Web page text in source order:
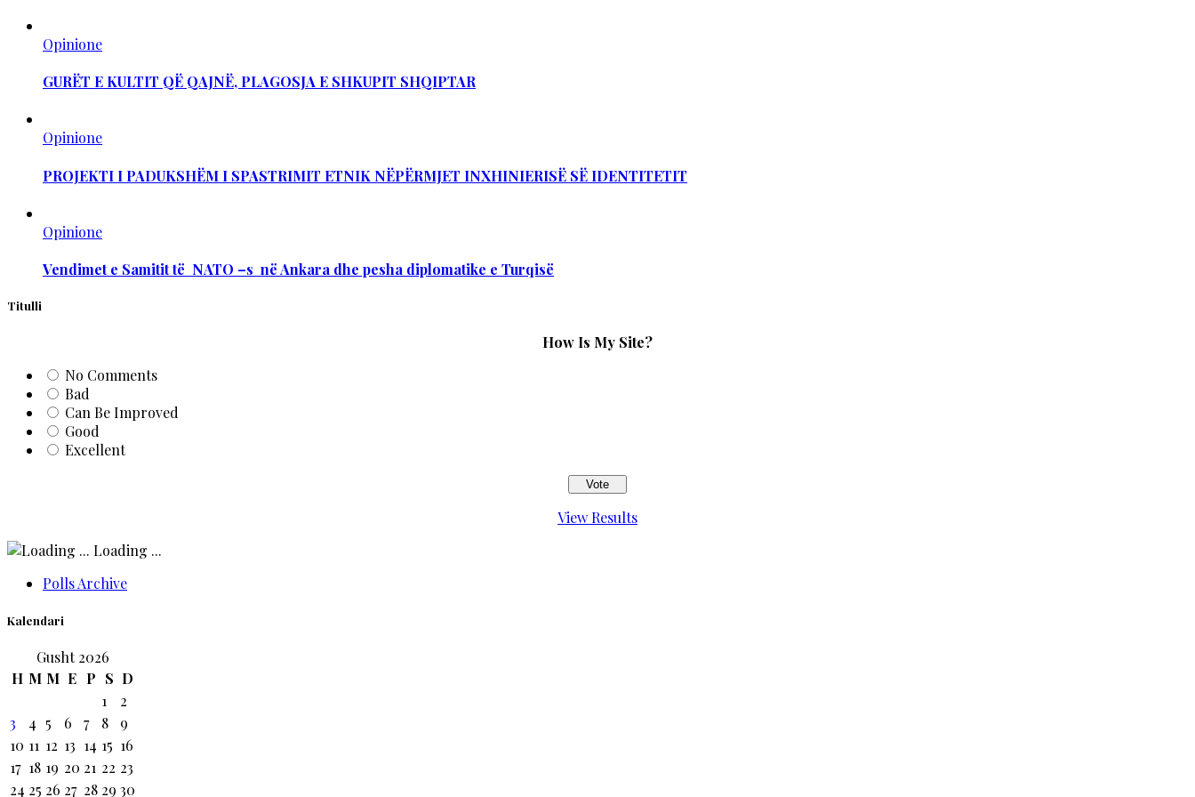
Opinione
GURËT E KULTIT QË QAJNË, PLAGOSJA E SHKUPIT SHQIPTAR
Opinione
PROJEKTI I PADUKSHËM I SPASTRIMIT ETNIK NËPËRMJET INXHINIERISË SË IDENTITETIT
Opinione
Vendimet e Samitit të NATO –s në Ankara dhe pesha diplomatike e Turqisë
Titulli
How Is My Site?
No Comments
Bad
Can Be Improved
Good
Excellent
View Results
Loading ...
Polls Archive
Kalendari
Gusht 2026
H M M E P S D
1
2
3
4 5 6 7 8
9
10 11 12 13 14 15 16
17 18 19 20 21 22 23
24 25 26 27 28 29 30